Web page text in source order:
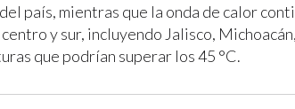
país, mientras que la onda de calor
y sur, incluyendo Jalisco,
que podrían superar los 45 °C.